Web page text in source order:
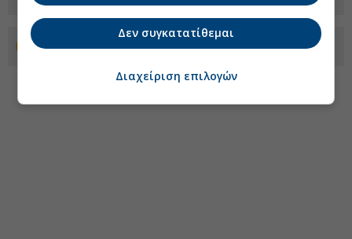
Προσθέστε το euro2day.gr στο Discover
Δεν συγκατατίθεμαι
Διαχείριση επιλογών